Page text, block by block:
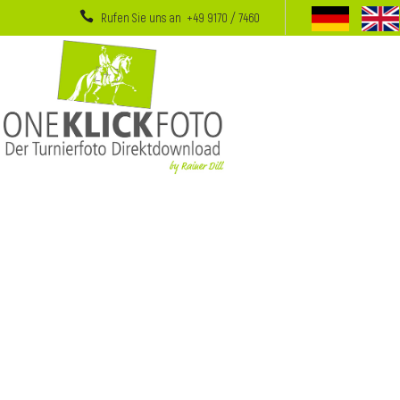
Rufen Sie uns an +49 9170 / 7460